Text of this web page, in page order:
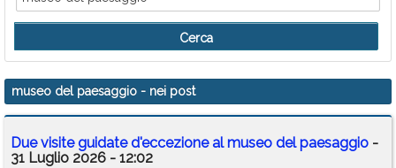
Eventi
Info Utili
Rubriche
Calendario
Annunci
museo del paesaggio - nei post
Due visite guidate d'eccezione almuseo del paesaggio -
31 Luglio 2026 - 12:02